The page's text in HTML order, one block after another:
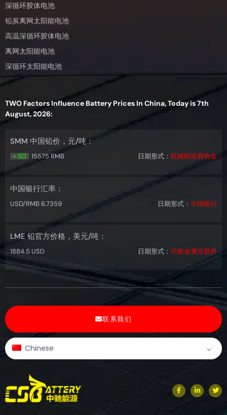
深循环胶体电池
铅炭离网太阳能电池
高温深循环胶体电池
离网太阳能电池
深循环太阳能电池
TWO Factors Influence Battery Prices In China, Today is 7th
August, 2026:
SMM 中国铅价，元/吨：
+ 50 15575 RMB 日期形式： 机械制造商协会
中国银行汇率：
USD/RMB 6.7359 日期形式： 中国银行
LME 铅官方价格，美元/吨：
1884.5 USD 日期形式： 伦敦金属交易所
联系我们
Chinese